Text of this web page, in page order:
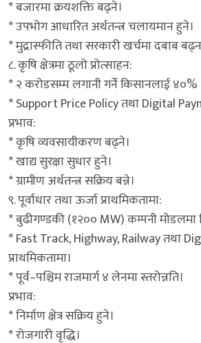
* बजारमा क्रयशक्ति बढ्ने।
* उपभोग आधारित अर्थतन्त्र चलायमान हुने।
* मुद्रास्फीति तथा सरकारी खर्चमा दबाब
८. कृषि क्षेत्रमा ठूलो प्रोत्साहन:
* २ करोडसम्म लगानी गर्ने किसानलाई
* Support Price Policy तथा Digital
प्रभाव:
* कृषि व्यवसायीकरण बढ्ने।
* खाद्य सुरक्षा सुधार हुने।
* ग्रामीण अर्थतन्त्र सक्रिय बन्ने।
९. पूर्वाधार तथा ऊर्जा प्राथमिकतामा:
* बुढीगण्डकी (१२०० MW) कम्पनी मोडलमा
* Fast Track, Highway, Railway तथा
प्राथमिकतामा।
* पूर्व–पश्चिम राजमार्ग ४ लेनमा स्तरोन्नति।
प्रभाव:
* निर्माण क्षेत्र सक्रिय हुने।
* रोजगारी वृद्धि।